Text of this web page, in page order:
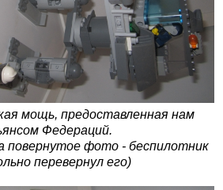
мощь, предоставленная нам
Федераций.
повернутое фото - беспилотник
перевернул его)